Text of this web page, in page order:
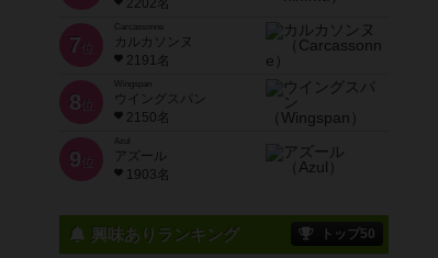
2202名
7 位
Carcassonne
カルカソンヌ
2191名
8 位
Wingspan
ウイングスパン
2150名
9 位
Azul
アズール
1903名
興味ありランキング トップ50